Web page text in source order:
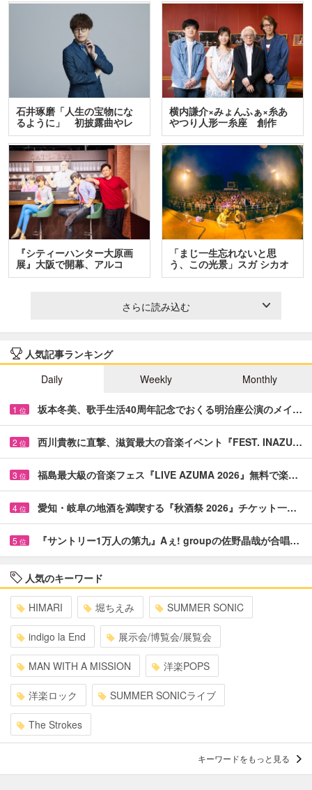
石井琢磨「人生の宝物にな
るように」 初披露曲やレ
ア…
横内謙介×みょんふぁ×糸あ
やつり人形一糸座 創作
人…
『シティーハンター大原画
展』大阪で開幕、アルコ
＆…
「まじ一生忘れないと思
う、この光景」スガ シカオ
と…
さらに読み込む
人気記事ランキング
Daily
Weekly Monthly
1 位 坂本冬美、歌手生活40周年記念でおくる明治座公演のメイ…
2 位 西川貴教に直撃、滋賀最大の音楽イベント『FEST. INAZU…
3 位 福島最大級の音楽フェス『LIVE AZUMA 2026』無料で楽…
4 位 愛知・岐阜の地酒を満喫する『秋酒祭 2026』チケット一…
5 位 『サントリー1万人の第九』Aぇ! groupの佐野晶哉が合唱…
人気のキーワード
HIMARI 堀ちえみ SUMMER SONIC
indigo la End 展示会/博覧会/展覧会
MAN WITH A MISSION 洋楽POPS
洋楽ロック SUMMER SONICライブ
The Strokes
キーワードをもっと見る